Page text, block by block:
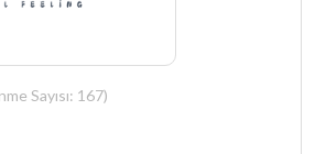
Sayısı: 167)